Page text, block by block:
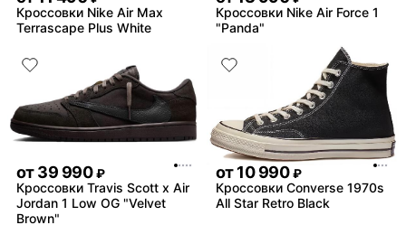
Кроссовки Nike Air Max
Terrascape Plus White
Кроссовки Nike Air Force 1
"Panda"
от39 990 ₽
Кроссовки Travis Scott x Air
Jordan 1 Low OG "Velvet
Brown"
от10 990 ₽
Кроссовки Converse 1970s
All Star Retro Black